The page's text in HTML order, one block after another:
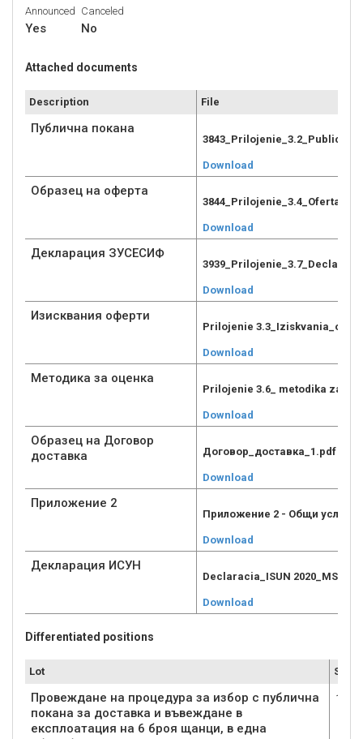
Announced
Yes
Canceled
No
Attached documents
Description File
Публична покана
Download
Образец на оферта
Download
Декларация ЗУСЕСИФ
Download
Изисквания оферти
Prilojenie
Download
Методика за оценка
Prilojenie 3.6_ metodika za
Download
Образец на Договор
доставка
Договор_доставка_1.pdf
Download
Приложение 2
Приложение 2 - Общи
Download
Декларация ИСУН
Declaracia_ISUN
Download
Differentiated positions
Lot
Провеждане на процедура за избор с публична
покана за доставка и въвеждане в
експлоатация на 6 броя щанци, в една
1